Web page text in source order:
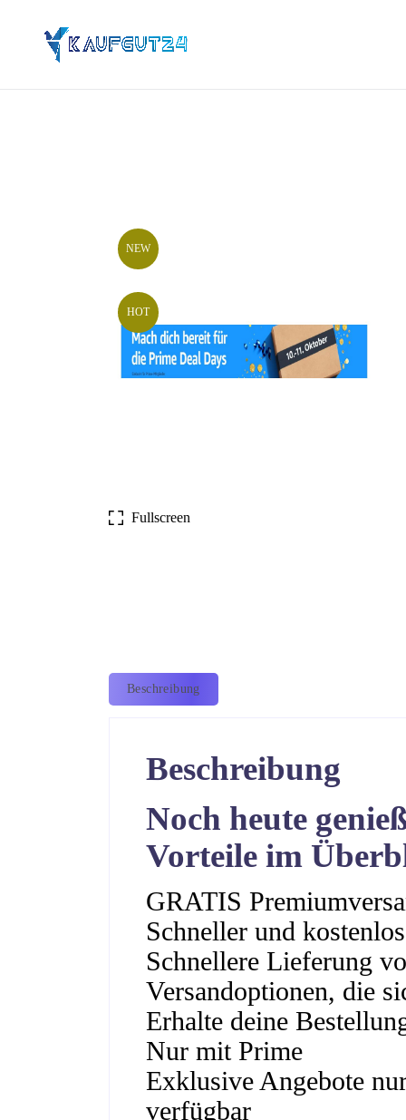
NEW
HOT
Fullscreen
Beschreibung
Beschreibung
Noch heute
Vorteile im
GRATIS
Schneller und
Schnellere Lieferung
Versandoptionen, die
Erhalte deine
Nur mit Prime
Exklusive Angebote
verfügbar